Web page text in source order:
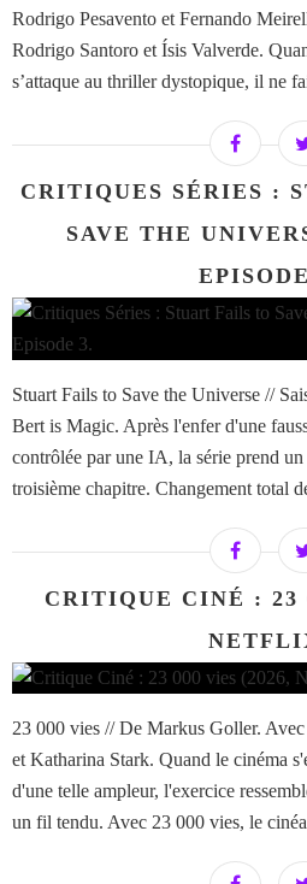
Rodrigo Pesavento et Fernando
Rodrigo Santoro et Ísis Valverde.
s’attaque au thriller dystopique, il ne
CRITIQUES SÉRIES :
SAVE THE
Stuart Fails to Save the Universe //
Bert is Magic. Après l'enfer d'une
contrôlée par une IA, la série prend
troisième chapitre. Changement total
CRITIQUE CINÉ : 23
23 000 vies // De Markus Goller.
et Katharina Stark. Quand le cinéma
d'une telle ampleur, l'exercice
un fil tendu. Avec 23 000 vies, le